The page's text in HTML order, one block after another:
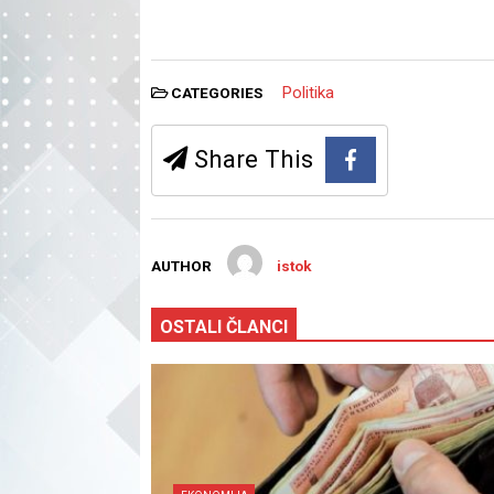
CATEGORIES Politika
Share This
AUTHOR istok
OSTALI ČLANCI